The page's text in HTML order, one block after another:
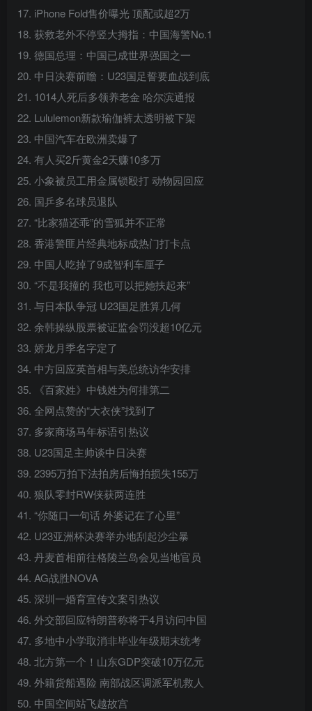
17. iPhone Fold售价曝光 顶配或超2万
18. 获救老外不停竖大拇指：中国海警No.1
19. 德国总理：中国已成世界强国之一
20. 中日决赛前瞻：U23国足誓要血战到底
21. 1014人死后多领养老金 哈尔滨通报
22. Lululemon新款瑜伽裤太透明被下架
23. 中国汽车在欧洲卖爆了
24. 有人买2斤黄金2天赚10多万
25. 小象被员工用金属锁殴打 动物园回应
26. 国乒多名球员退队
27. “比家猫还乖”的雪狐并不正常
28. 香港警匪片经典地标成热门打卡点
29. 中国人吃掉了9成智利车厘子
30. “不是我撞的 我也可以把她扶起来”
31. 与日本队争冠 U23国足胜算几何
32. 余韩操纵股票被证监会罚没超10亿元
33. 娇龙月季名字定了
34. 中方回应英首相与美总统访华安排
35. 《百家姓》中钱姓为何排第二
36. 全网点赞的“大衣侠”找到了
37. 多家商场马年标语引热议
38. U23国足主帅谈中日决赛
39. 2395万拍下法拍房后悔拍损失155万
40. 狼队零封RW侠获两连胜
41. “你随口一句话 外婆记在了心里”
42. U23亚洲杯决赛举办地刮起沙尘暴
43. 丹麦首相前往格陵兰岛会见当地官员
44. AG战胜NOVA
45. 深圳一婚育宣传文案引热议
46. 外交部回应特朗普称将于4月访问中国
47. 多地中小学取消非毕业年级期末统考
48. 北方第一个！山东GDP突破10万亿元
49. 外籍货船遇险 南部战区调派军机救人
50. 中国空间站飞越故宫